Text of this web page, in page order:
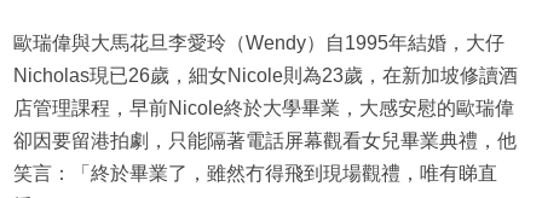
歐瑞偉與大馬花旦李愛玲（Wendy）自1995年結婚，大仔
Nicholas現已26歲，細女Nicole則為23歲，在新加坡修讀酒
店管理課程，早前Nicole終於大學畢業，大感安慰的歐瑞偉
卻因要留港拍劇，只能隔著電話屏幕觀看女兒畢業典禮，他
笑言：「終於畢業了，雖然冇得飛到現場觀禮，唯有睇直